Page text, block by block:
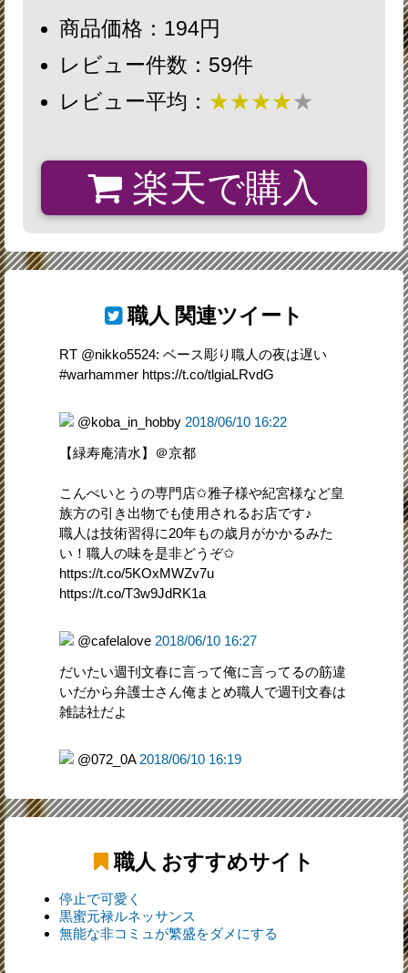
商品価格：194円
レビュー件数：59件
レビュー平均： ★★★★★
楽天で購入
職人 関連ツイート
RT @nikko5524: ベース彫り職人の夜は遅い
#warhammer https://t.co/tlgiaLRvdG
@koba_in_hobby 2018/06/10 16:22
【緑寿庵清水】＠京都
こんぺいとうの専門店✩雅子様や紀宮様など皇
族方の引き出物でも使用されるお店です♪
職人は技術習得に20年もの歳月がかかるみた
い！職人の味を是非どうぞ✩
https://t.co/5KOxMWZv7u
https://t.co/T3w9JdRK1a
@cafelalove 2018/06/10 16:27
だいたい週刊文春に言って俺に言ってるの筋違
いだから弁護士さん俺まとめ職人で週刊文春は
雑誌社だよ
@072_0A 2018/06/10 16:19
職人 おすすめサイト
停止で可愛く
黒蜜元禄ルネッサンス
無能な非コミュが繁盛をダメにする